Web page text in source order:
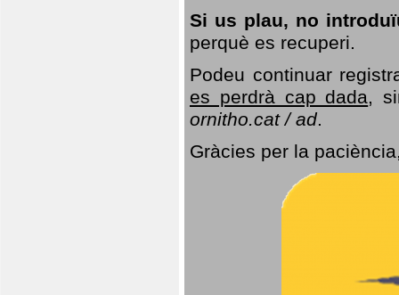
Si us plau, no
perquè es recuperi.
Podeu continuar
es perdrà cap dada,
ornitho.cat / ad.
Gràcies per la